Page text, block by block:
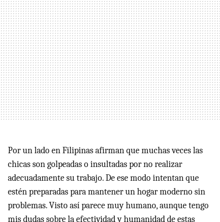
Por un lado en Filipinas afirman que muchas veces las
chicas son golpeadas o insultadas por no realizar
adecuadamente su trabajo. De ese modo intentan que
estén preparadas para mantener un hogar moderno sin
problemas. Visto así parece muy humano, aunque tengo
mis dudas sobre la efectividad y humanidad de estas